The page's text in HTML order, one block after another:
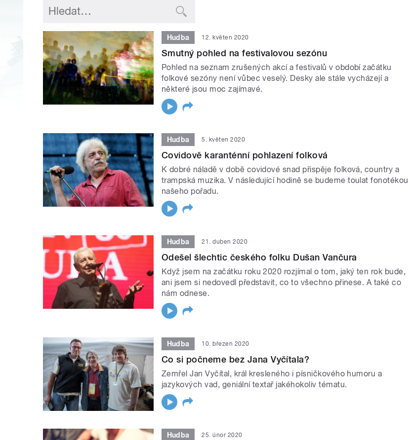
Hudba 12. květen 2020
Smutný pohled na festivalovou sezónu
Pohled na seznam zrušených akcí a festivalů v období začátku
folkové sezóny není vůbec veselý. Desky ale stále vycházejí a
některé jsou moc zajímavé.
Hudba 5. květen 2020
Covidově karanténní pohlazení folková
K dobré náladě v době covidové snad přispěje folková, country a
trampská muzika. V následující hodině se budeme toulat fonotékou
našeho pořadu.
Hudba 21. duben 2020
Odešel šlechtic českého folku Dušan Vančura
Když jsem na začátku roku 2020 rozjímal o tom, jaký ten rok bude,
ani jsem si nedovedl představit, co to všechno přinese. A také co
nám odnese.
Hudba 10. březen 2020
Co si počneme bez Jana Vyčítala?
Zemřel Jan Vyčítal, král kresleného i písničkového humoru a
jazykových vad, geniální textař jakéhokoliv tématu.
Hudba 25. únor 2020